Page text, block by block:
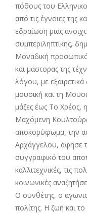
πόθους του
από τις έγνοιες της
εδραίωση μιας
συμπεριληπτικής,
Μοναδική
και μάστορας της
λόγου, με
μουσική και τη
μάζες έως Το Χρέος,
Μαχόμενη
αποκορύφωμα, την
Αρχάγγελου, άφησε
συγγραφικό του
καλλιτεχνικές, τις
κοινωνικές
Ο συνθέτης, ο
πολίτης. Η ζωή και